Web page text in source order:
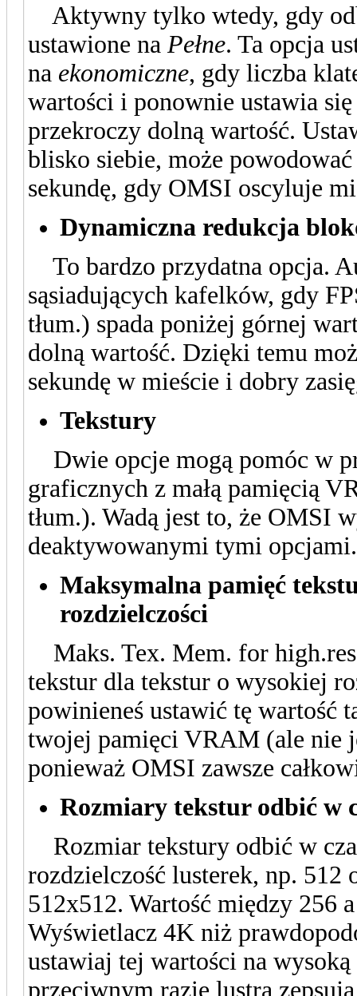
Aktywny tylko wtedy, gdy
ustawione na Pełne. Ta opcja
na ekonomiczne, gdy liczba
wartości i ponownie ustawia
przekroczy dolną wartość.
blisko siebie, może
sekundę, gdy OMSI oscyluje
Dynamiczna redukcja
To bardzo przydatna opcja.
sąsiadujących kafelków, gdy
tłum.) spada poniżej górnej
dolną wartość. Dzięki temu
sekundę w mieście i dobry
Tekstury
Dwie opcje mogą pomóc w
graficznych z małą pamięcią
tłum.). Wadą jest to, że OMSI
deaktywowanymi tymi opcjami.
Maksymalna pamięć
rozdzielczości
Maks. Tex. Mem. for
tekstur dla tekstur o wysokiej
powinieneś ustawić tę wartość
twojej pamięci VRAM (ale nie
ponieważ OMSI zawsze
Rozmiary tekstur odbić w
Rozmiar tekstury odbić w
rozdzielczość lusterek, np. 512
512x512. Wartość między 256
Wyświetlacz 4K niż
ustawiaj tej wartości na
przeciwnym razie lustra